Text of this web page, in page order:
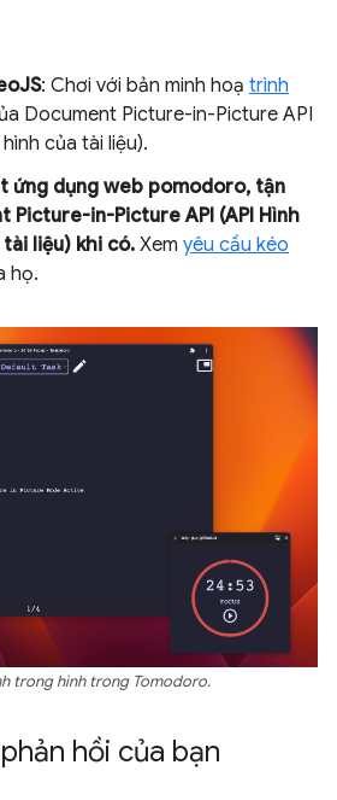
: Chơi với bản minh hoạ trình
Document Picture-in-Picture API
của tài liệu).
ứng dụng web pomodoro, tận
Picture-in-Picture API (API Hình
liệu) khi có. Xem yêu cầu kéo
họ.
trong hình trong Tomodoro.
hồi của bạn